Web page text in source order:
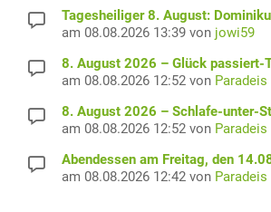
Tagesheiliger 8. August:
am 08.08.2026 13:39 von jowi59
8. August 2026 – Glück passiert-
am 08.08.2026 12:52 von Paradeis
8. August 2026 – Schlafe-unter-
am 08.08.2026 12:52 von Paradeis
Abendessen am Freitag, den
am 08.08.2026 12:42 von Paradeis